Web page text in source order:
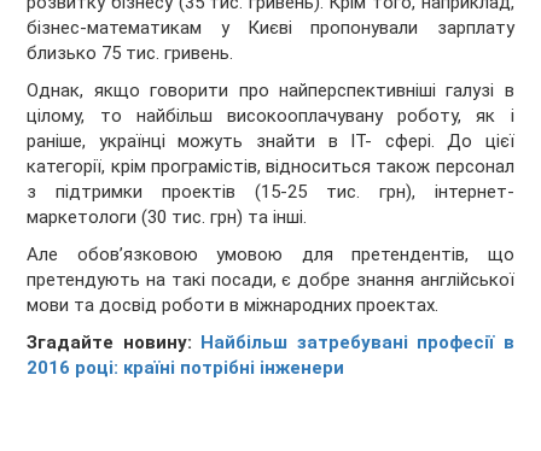
бізнес-математикам у Києві пропонували зарплату
близько 75 тис. гривень.
Однак, якщо говорити про найперспективніші галузі в
цілому, то найбільш високооплачувану роботу, як і
раніше, українці можуть знайти в ІТ- сфері. До цієї
категорії, крім програмістів, відноситься також персонал
з підтримки проектів (15-25 тис. грн), інтернет-
маркетологи (30 тис. грн) та інші.
Але обов’язковою умовою для претендентів, що
претендують на такі посади, є добре знання англійської
мови та досвід роботи в міжнародних проектах.
Згадайте новину: Найбільш затребувані професії в
2016 році: країні потрібні інженери